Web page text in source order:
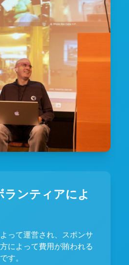
ランティアによ
って運営され、スポンサ
によって費用が賄われる
す。